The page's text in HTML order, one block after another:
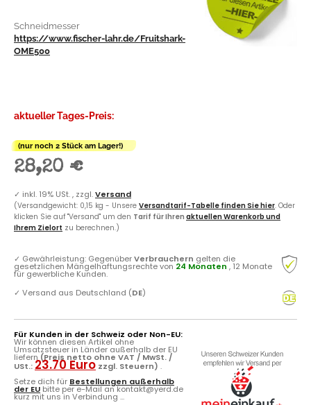
Schneidmesser
https://www.fischer-lahr.de/Fruitshark-
OME500
aktueller Tages-Preis:
(nur noch 2 Stück am Lager!)
28,20 €
✓ inkl. 19% USt. , zzgl.Versand
(Versandgewicht: 0,15 kg - Unsere Versandtarif-Tabelle finden Sie hier. Oder
klicken Sie auf "Versand" um den Tarif für Ihren aktuellen Warenkorb und
Ihrem Zielort zu berechnen.)
✓ Gewährleistung: GegenüberVerbrauchern gelten die
gesetzlichen Mängelhaftungsrechte von 24 Monaten , 12 Monate
für gewerbliche Kunden.
✓ Versand aus Deutschland (DE)
Für Kunden in der Schweiz oder Non-EU:
Wir können diesen Artikel ohne
Umsatzsteuer in Länder außerhalb der EU
liefern (Preis netto ohne VAT / MwSt. /
USt.: 23.70 Euro zzgl. Steuern) .
Setze dich für Bestellungen außerhalb
der EU bitte per e-Mail an kontakt@yerd.de
kurz mit uns in Verbindung ...